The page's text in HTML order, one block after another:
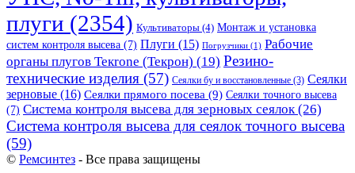
плуги (2354) Культиваторы (4) Монтаж и установка
систем контроля высева (7) Плуги (15) Погрузчики (1) Рабочие
органы плугов Текrоne (Текрон) (19) Резино-
технические изделия (57) Сеялки бу и восстановленные (3) Сеялки
зерновые (16) Сеялки прямого посева (9) Сеялки точного высева
(7) Система контроля высева для зерновых сеялок(26)
Система контроля высева для сеялок точного высева
(59)
© Ремсинтез - Все права защищены